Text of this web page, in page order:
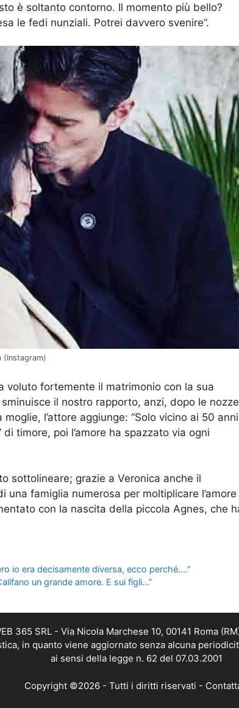
è soltanto contorno. Il momento più bello?
le fedi nunziali. Potrei davvero svenire”.
(Instagram)
voluto fortemente il matrimonio con la sua
il nostro rapporto, anzi, dopo le nozze
l’attore aggiunge: “Solo vicino ai 50 anni
di timore, poi l’amore ha spazzato via ogni
sottolineare; grazie a Veronica anche il
famiglia numerosa per moltiplicare l’amore
con la nascita della piccola Agnes, che
io era decisamente diversa, ecco perché….”
un grande amore. E sui figli…”
365 SRL - Via Nicola Marchese 10, 00141 Roma
in quanto viene aggiornato senza alcuna
ai sensi della legge n. 62 del 07.03.2001
Copyright ©2026 - Tutti i diritti riservati -